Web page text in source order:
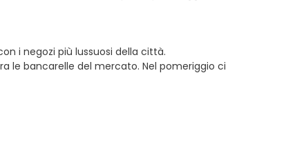
i negozi più lussuosi della città.
le bancarelle del mercato. Nel pomeriggio ci